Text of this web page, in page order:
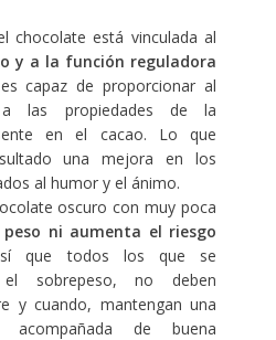
chocolate está vinculada al
y a la función reguladora
capaz de proporcionar al
a las propiedades de la
en el cacao. Lo que
una mejora en los
al humor y el ánimo.
oscuro con muy poca
ni aumenta el riesgo
que todos los que se
sobrepeso, no deben
y cuando, mantengan una
acompañada de buena